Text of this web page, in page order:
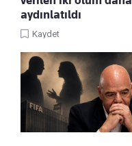
aydınlatıldı
Kaydet